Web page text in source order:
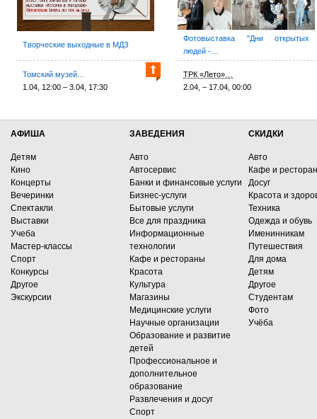
Творческие выходные в МДЗ
Томский музей…
1.04, 12:00 – 3.04, 17:30
Фотовыставка "Дни открытых
людей -…
ТРК «Лето»…
2.04, – 17.04, 00:00
АФИША
Детям
Кино
Концерты
Вечеринки
Спектакли
Выставки
Учеба
Мастер-классы
Спорт
Конкурсы
Другое
Экскурсии
ЗАВЕДЕНИЯ
Авто
Автосервис
Банки и финансовые услуги
Бизнес-услуги
Бытовые услуги
Все для праздника
Информационные
технологии
Кафе и рестораны
Красота
Культура
Магазины
Медицинские услуги
Научные организации
Образование и развитие
детей
Профессиональное и
дополнительное
образование
Развлечения и досуг
Спорт
СКИДКИ
Авто
Кафе и
Досуг
Красота и
Техника
Одежда и обувь
Именинникам
Путешествия
Для дома
Детям
Другое
Студентам
Фото
Учёба